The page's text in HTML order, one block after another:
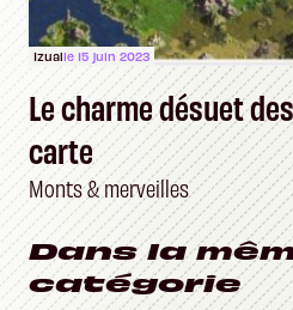
Izualle 15 juin 2023
Le charme désuet
carte
Monts & merveilles
Dans la
catégorie